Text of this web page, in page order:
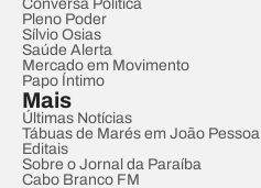
Conversa Política
Pleno Poder
Sílvio Osias
Saúde Alerta
Mercado em Movimento
Papo Íntimo
Mais
Últimas Notícias
Tábuas de Marés em João Pessoa
Editais
Sobre o Jornal da Paraíba
Cabo Branco FM